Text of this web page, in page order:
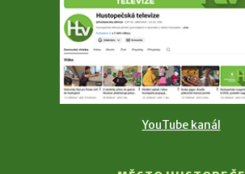
YouTube kanál